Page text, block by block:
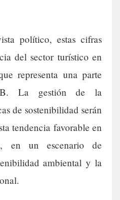
político, estas cifras
del sector turístico en
representa una parte
La gestión de la
de sostenibilidad serán
tendencia favorable en
en un escenario de
ambiental y la